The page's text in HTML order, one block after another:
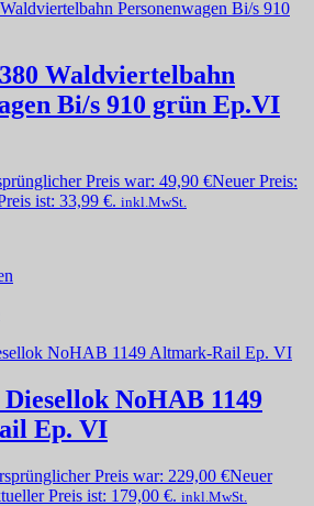
Waldviertelbahn
Bi/s 910 grün Ep.VI
Preis war: 49,90 €Neuer Preis:
ist: 33,99 €. inkl.MwSt.
NoHAB 1149
Ep. VI
Preis war: 229,00 €Neuer
Preis ist: 179,00 €. inkl.MwSt.